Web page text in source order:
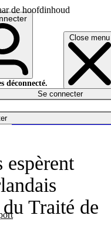
de hoofdinhoud
Close menu
déconnecté.
Se connecter
espèrent
Traité de